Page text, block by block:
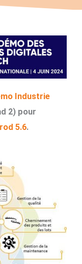
Industrie
2) pour
5.6.